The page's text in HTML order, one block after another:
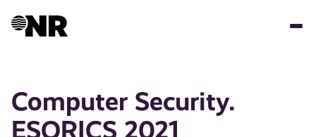
Computer Security.
ESORICS 2021